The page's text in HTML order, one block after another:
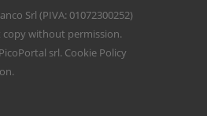
Srl (PIVA: 01072300252)
copy without permission.
srl. Cookie Policy
.